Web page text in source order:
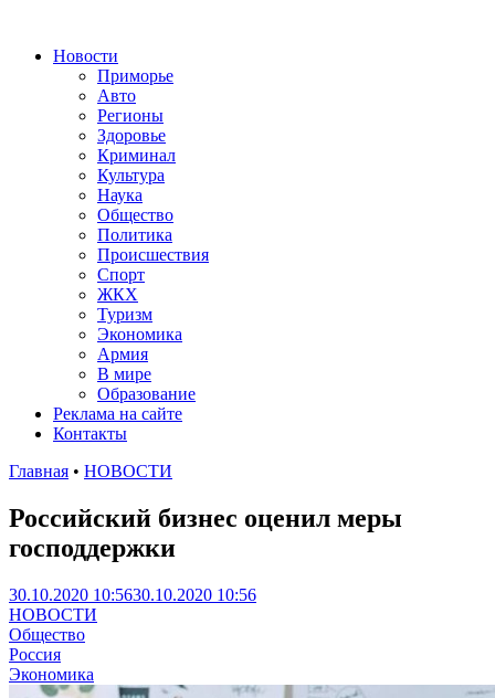
Новости
Приморье
Авто
Регионы
Здоровье
Криминал
Культура
Наука
Общество
Политика
Происшествия
Спорт
ЖКХ
Туризм
Экономика
Армия
В мире
Образование
Реклама на сайте
Контакты
Главная • НОВОСТИ
Российский бизнес оценил меры
господдержки
30.10.2020 10:5630.10.2020 10:56
НОВОСТИ
Общество
Россия
Экономика